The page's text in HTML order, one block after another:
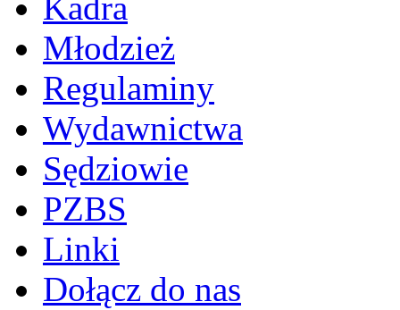
Kadra
Młodzież
Regulaminy
Wydawnictwa
Sędziowie
PZBS
Linki
Dołącz do nas